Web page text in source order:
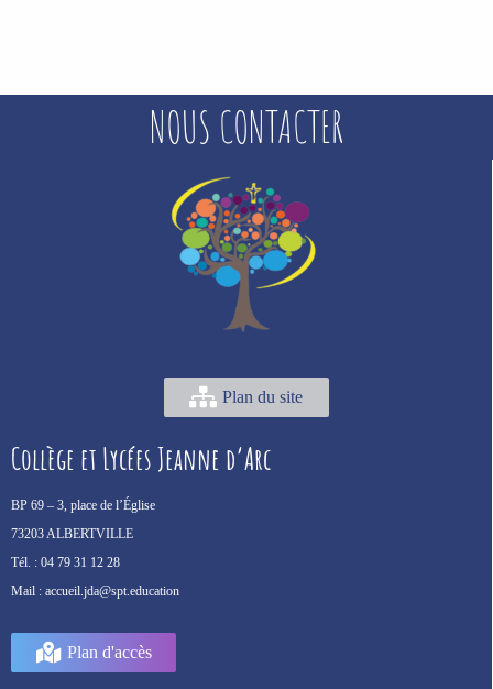
NOUS CONTACTER
Plan du site
Collège et Lycées Jeanne d’Arc
BP 69 – 3, place de l’Église
73203 ALBERTVILLE
Tél. : 04 79 31 12 28
Mail : accueil.jda@spt.education
Plan d'accès